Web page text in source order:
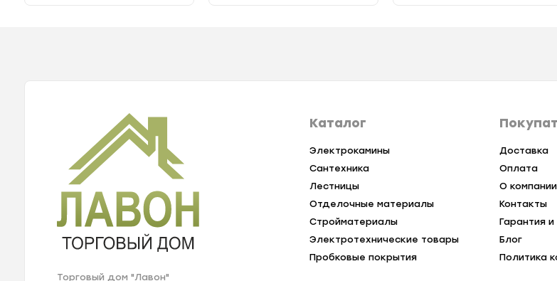
Торговый дом "Лавон"
Каталог
Электрокамины
Сантехника
Лестницы
Отделочные материалы
Стройматериалы
Электротехнические товары
Пробковые покрытия
Доставка
Оплата
О компании
Контакты
Гарантия
Блог
Политика